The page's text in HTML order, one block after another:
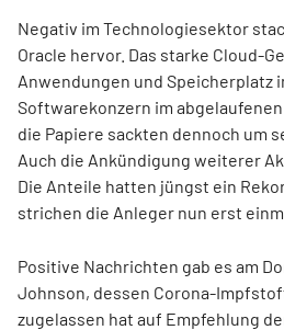
Negativ im Technologiesektor
Oracle hervor. Das starke Cloud-
Anwendungen und Speicherplatz
Softwarekonzern im
die Papiere sackten dennoch um
Auch die Ankündigung weiterer
Die Anteile hatten jüngst ein
strichen die Anleger nun erst
Positive Nachrichten gab es am
Johnson, dessen Corona-
zugelassen hat auf Empfehlung